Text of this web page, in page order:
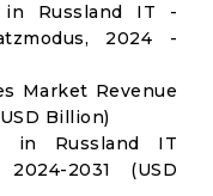
in Russland IT -
2024 -
Market Revenue
Billion)
in Russland IT
2031 (USD